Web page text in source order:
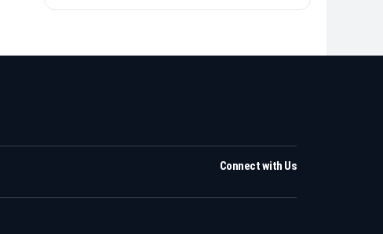
Connect with Us